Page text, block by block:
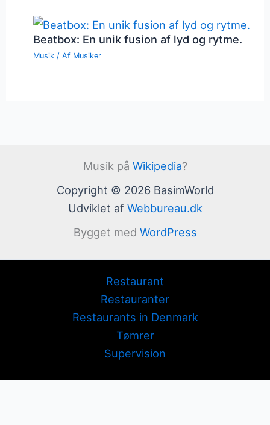
Beatbox: En unik fusion af lyd og rytme.
Musik / Af Musiker
Musik på Wikipedia?
Copyright © 2026 BasimWorld
Udviklet af Webbureau.dk
Bygget med WordPress
Restaurant
Restauranter
Restaurants in Denmark
Tømrer
Supervision